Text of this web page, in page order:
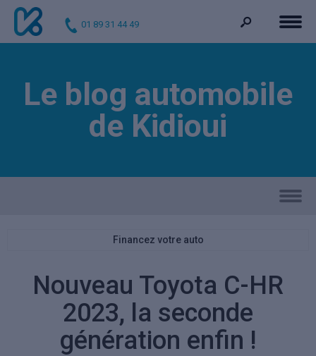
01 89 31 44 49
Le blog automobile
de Kidioui
Financez votre auto
Nouveau Toyota C-HR
2023, la seconde
génération enfin !